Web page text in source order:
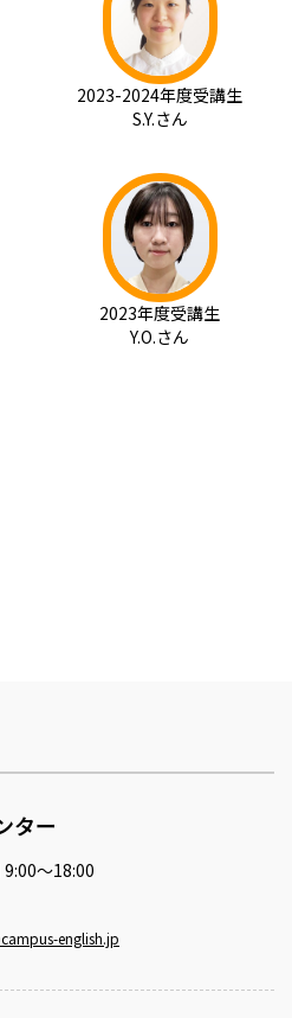
2023-2024年度受講生
S.Y.さん
2023年度受講生
Y.O.さん
ター
9:00～18:00
english.jp